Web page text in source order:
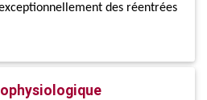
des réentrées